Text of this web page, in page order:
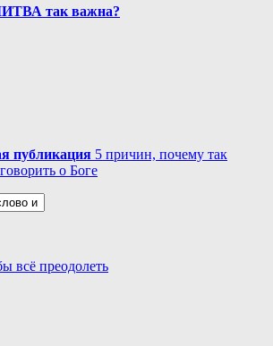
так важна?
публикация 5 причин, почему так
о Боге
всё преодолеть